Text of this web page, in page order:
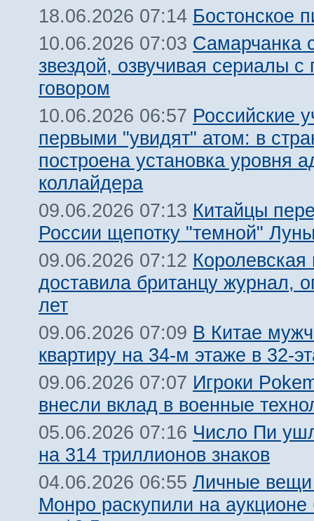
18.06.2026 07:14 Бостонское
10.06.2026 07:03 Самарчанка
звездой, озвучивая сериалы
говором
10.06.2026 06:57 Российские
первыми "увидят" атом: в
построена установка уровня
коллайдера
09.06.2026 07:13 Китайцы
России щепотку "темной"
09.06.2026 07:12 Королевская
доставила британцу журнал,
лет
09.06.2026 07:09 В Китае
квартиру на 34-м этаже в 32-
09.06.2026 07:07 Игроки
внесли вклад в военные
05.06.2026 07:16 Число Пи
на 314 триллионов знаков
04.06.2026 06:55 Личные
Монро раскупили на